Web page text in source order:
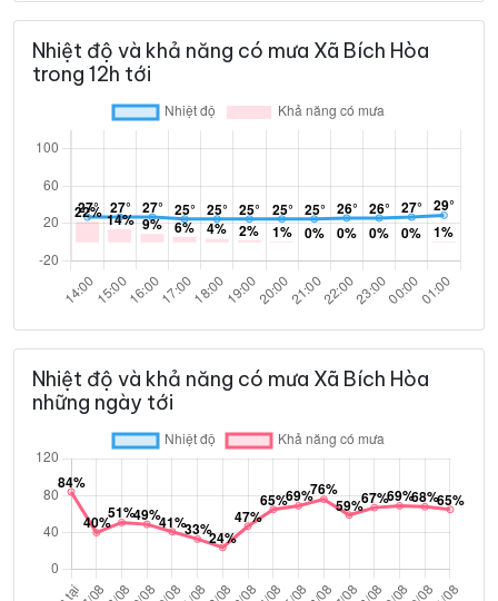
Nhiệt độ và khả năng có mưa Xã Bích Hòa
trong 12h tới
Nhiệt độ và khả năng có mưa Xã Bích Hòa
những ngày tới